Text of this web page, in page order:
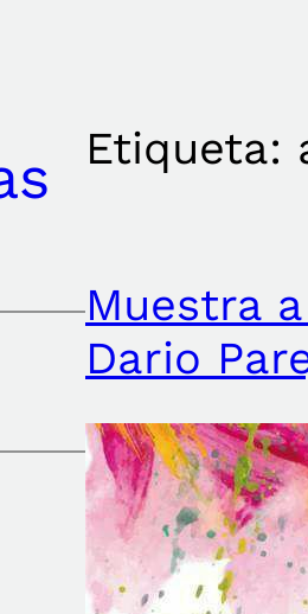
Etiqueta:
Muestra
Dario